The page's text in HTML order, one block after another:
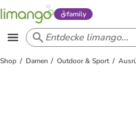
family
Shop Damen Outdoor & Sport